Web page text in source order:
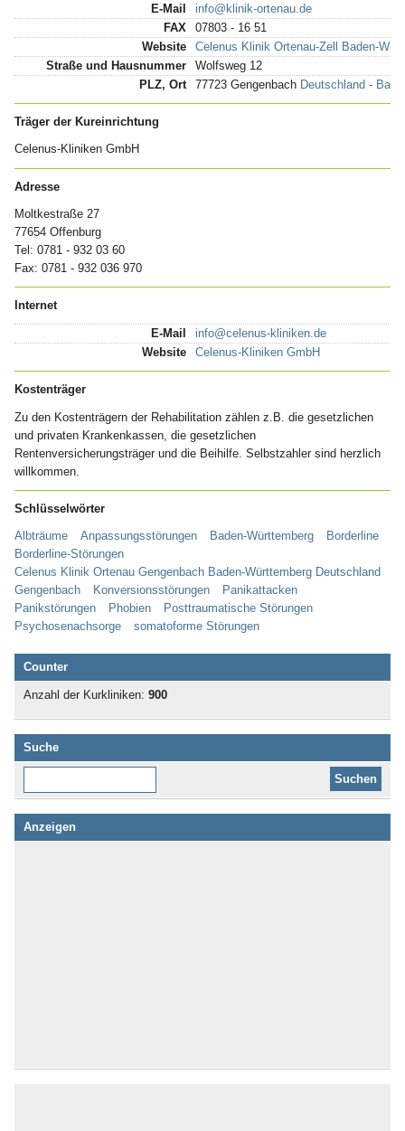
E-Mail
info@klinik-ortenau.de
FAX
07803 - 16 51
Website
Celenus Klinik Ortenau-Zell Baden-
Straße und Hausnummer
Wolfsweg 12
PLZ, Ort
77723 Gengenbach Deutschland -
Träger der Kureinrichtung
Celenus-Kliniken GmbH
Adresse
Moltkestraße 27
77654 Offenburg
Tel: 0781 - 932 03 60
Fax: 0781 - 932 036 970
Internet
E-Mail
info@celenus-kliniken.de
Website
Celenus-Kliniken GmbH
Kostenträger
Zu den Kostenträgern der Rehabilitation zählen z.B. die gesetzlichen
und privaten Krankenkassen, die gesetzlichen
Rentenversicherungsträger und die Beihilfe. Selbstzahler sind herzlich
willkommen.
Schlüsselwörter
Albträume Anpassungsstörungen Baden-Württemberg
Borderline
Borderline-Störungen
Celenus Klinik Ortenau Gengenbach Baden-Württemberg Deutschland
Gengenbach
Konversionsstörungen
Panikattacken
Panikstörungen
Phobien
Posttraumatische Störungen
Psychosenachsorge
somatoforme Störungen
Counter
Anzahl der Kurkliniken: 900
Suche
Anzeigen